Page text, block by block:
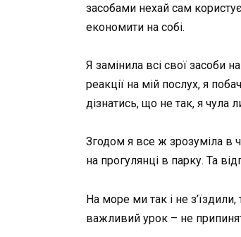
засобами нехай сам
економити на собі.
Я замінила всі свої засоби
реакції на мій послух, я
дізнатись, що не так, я чула
Згодом я все ж зрозуміла в
на прогулянці в парку. Та
На море ми так і не
важливий урок – не